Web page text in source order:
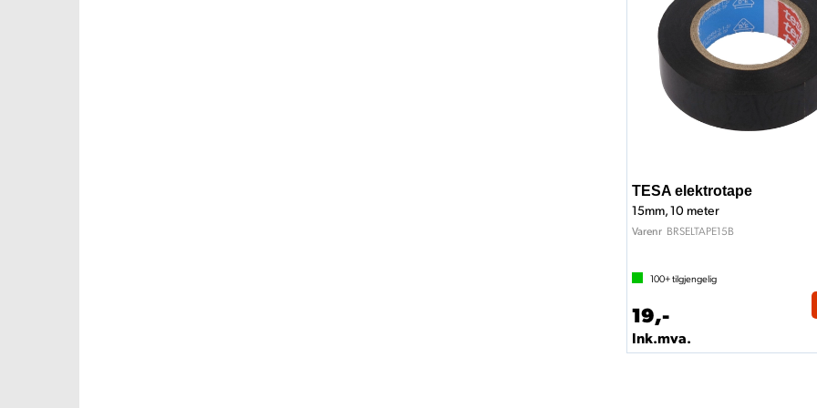
TESA elektrotape
15mm, 10 meter
Varenr BRSELTAPE15B
100+tilgjengelig
19,-
Ink.mva.